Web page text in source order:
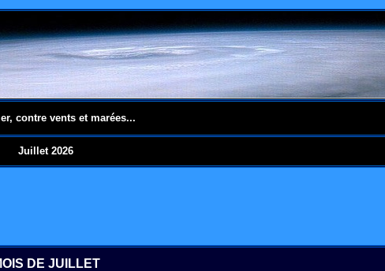
contre vents et marées...
Juillet 2026
DE JUILLET